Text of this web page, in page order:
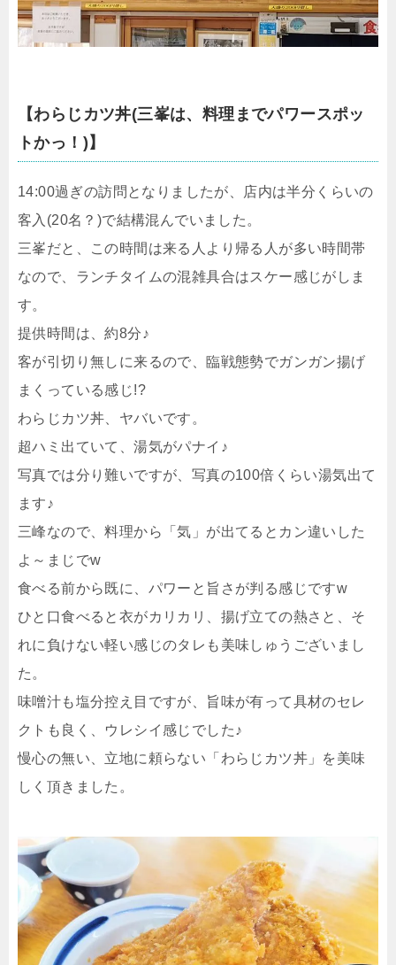
【わらじカツ丼(三峯は、料理までパワースポッ
トかっ！) 】
14:00過ぎの訪問となりましたが、店内は半分くらいの
客入(20名？)で結構混んでいました。
三峯だと、この時間は来る人より帰る人が多い時間帯
なので、ランチタイムの混雑具合はスケー感じがしま
す。
提供時間は、約8分♪
客が引切り無しに来るので、臨戦態勢でガンガン揚げ
まくっている感じ!?
わらじカツ丼、ヤバいです。
超ハミ出ていて、湯気がパナイ♪
写真では分り難いですが、写真の100倍くらい湯気出て
ます♪
三峰なので、料理から「気」が出てるとカン違いした
よ～まじでw
食べる前から既に、パワーと旨さが判る感じですw
ひと口食べると衣がカリカリ、揚げ立ての熱さと、そ
れに負けない軽い感じのタレも美味しゅうございまし
た。
味噌汁も塩分控え目ですが、旨味が有って具材のセレ
クトも良く、ウレシイ感じでした♪
慢心の無い、立地に頼らない「わらじカツ丼」を美味
しく頂きました。